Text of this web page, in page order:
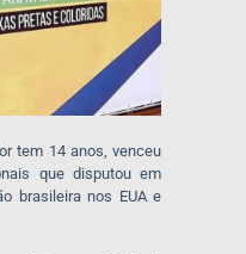
tem 14 anos, venceu
que disputou em
brasileira nos EUA e